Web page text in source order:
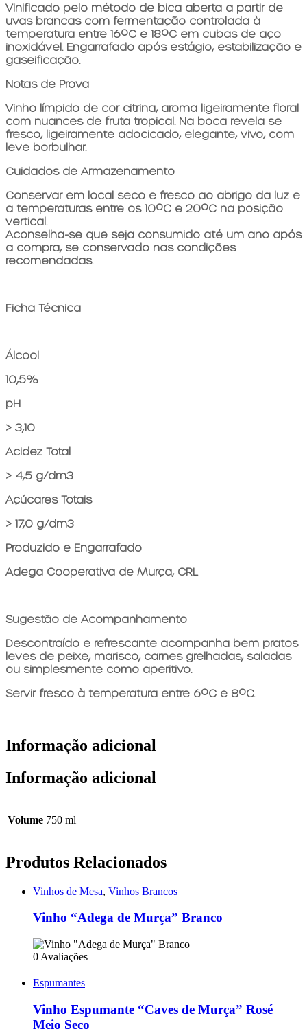
Vinificado pelo método de bica aberta a partir de
uvas brancas com fermentação controlada à
temperatura entre 16ºC e 18ºC em cubas de aço
inoxidável. Engarrafado após estágio, estabilização e
gaseificação.
Notas de Prova
Vinho límpido de cor citrina, aroma ligeiramente floral
com nuances de fruta tropical. Na boca revela se
fresco, ligeiramente adocicado, elegante, vivo, com
leve borbulhar.
Cuidados de Armazenamento
Conservar em local seco e fresco ao abrigo da luz e
a temperaturas entre os 10ºC e 20ºC na posição
vertical.
Aconselha-se que seja consumido até um ano após
a compra, se conservado nas condições
recomendadas.
Ficha Técnica
Álcool
10,5%
pH
> 3,10
Acidez Total
> 4,5 g/dm3
Açúcares Totais
> 17,0 g/dm3
Produzido e Engarrafado
Adega Cooperativa de Murça, CRL
Sugestão de Acompanhamento
Descontraído e refrescante acompanha bem pratos
leves de peixe, marisco, carnes grelhadas, saladas
ou simplesmente como aperitivo.
Servir fresco à temperatura entre 6ºC e 8ºC.
Informação adicional
Informação adicional
Volume 750 ml
Produtos Relacionados
Vinhos de Mesa, Vinhos Brancos
Vinho “Adega de Murça” Branco
0 Avaliações
Espumantes
Vinho Espumante “Caves de Murça” Rosé
Meio Seco